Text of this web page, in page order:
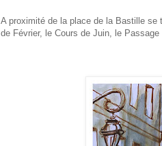
A proximité de la place de la Bastille se
de Février, le Cours de Juin, le